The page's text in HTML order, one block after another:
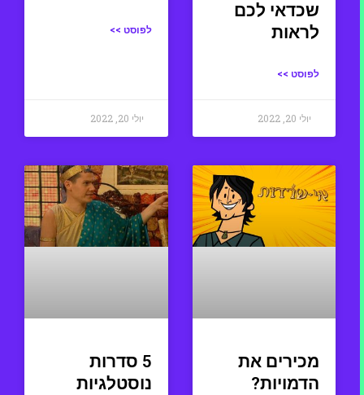
שכדאי לכם
לראות
לפוסט >>
יולי 20, 2022
לפוסט >>
יולי 20, 2022
מכירים את
הדמויות?
5 סדרות
נוסטלגיות